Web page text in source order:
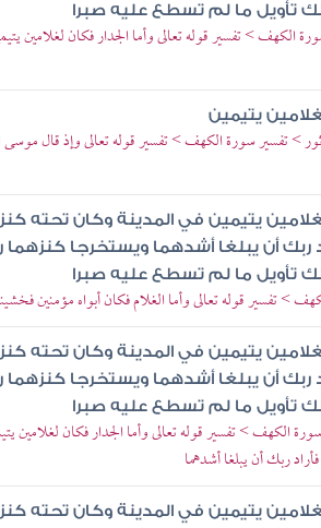
تأويل ما لم تسطع عليه صبرا
الكهف > تفسير قوله تعالى وأما الجدار فكان لغلامين
يتيمين
> تفسير سورة الكهف > تفسير قوله تعالى وإذ قال موسى
يتيمين في المدينة وكان تحته
ربك أن يبلغا أشدهما ويستخرجا
تأويل ما لم تسطع عليه صبرا
تفسير قوله تعالى وأما الغلام فكان أبواه مؤمنين
يتيمين في المدينة وكان تحته
ربك أن يبلغا أشدهما ويستخرجا
تأويل ما لم تسطع عليه صبرا
الكهف > تفسير قوله تعالى وأما الجدار فكان لغلامين
ربك أن يبلغا أشدهما
يتيمين في المدينة وكان تحته